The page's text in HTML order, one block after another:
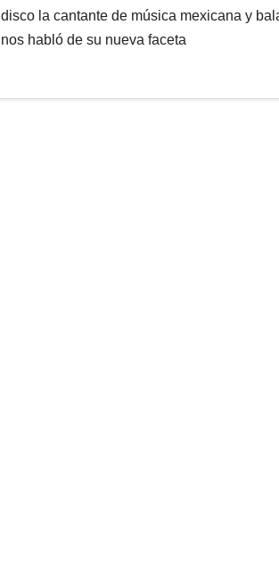
disco la cantante de música mexicana y
nos habló de su nueva faceta